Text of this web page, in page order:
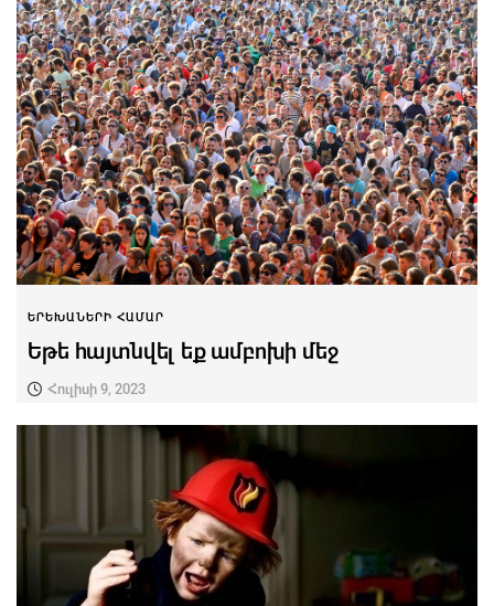
ԵՐԵԽԱՆԵՐԻ ՀԱՄԱՐ
Եթե հայտնվել եք ամբոխի մեջ
Հուլիսի 9, 2023